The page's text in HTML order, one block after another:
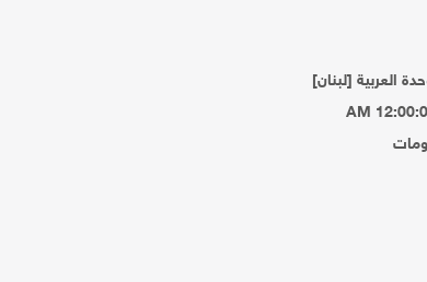
العربية [لبنان]